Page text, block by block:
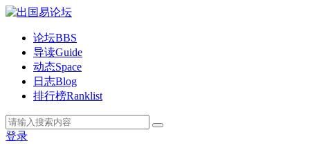
论坛BBS
导读Guide
动态Space
日志Blog
排行榜Ranklist
登录